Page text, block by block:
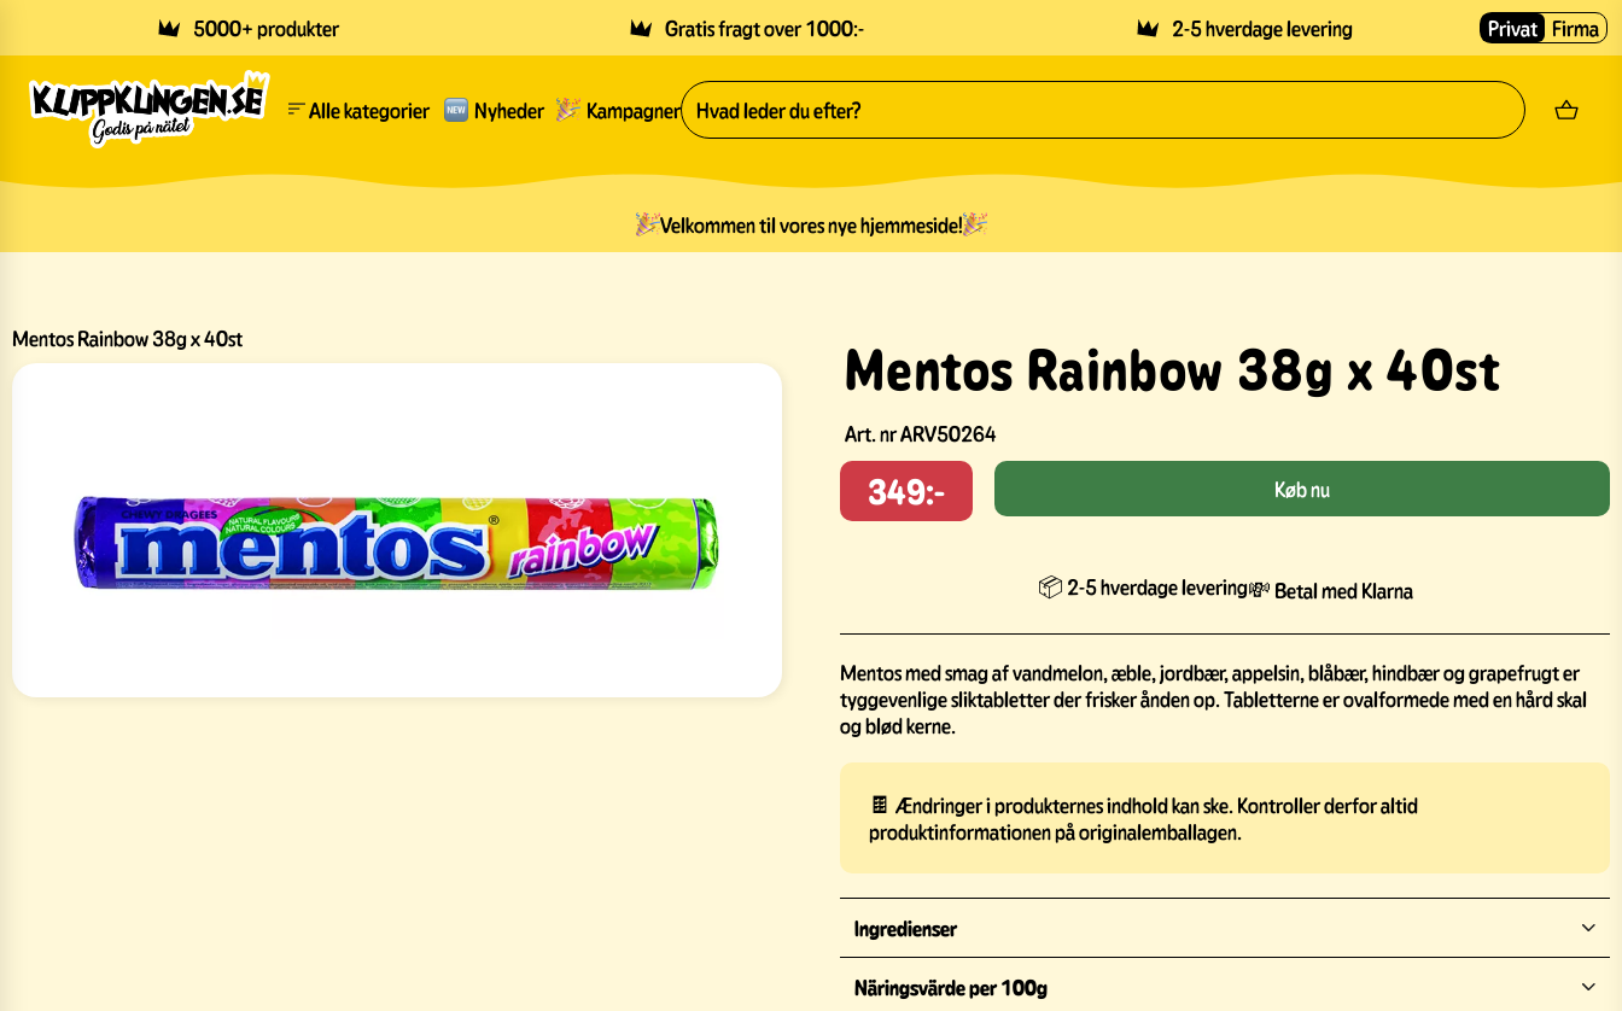
5000+ produkter Gratis fragt over 1000:- 2-5 hverdage levering Privat Firma
Alle kategorier Nyheder Kampagner
Velkommen til vores nye hjemmeside!
Mentos Rainbow 38g x 40st Mentos Rainbow 38g x 40st
Art. nrARV50264
349:- Køb nu
📦 2-5 hverdage levering💸 Betal med Klarna
Mentos med smag af vandmelon, æble, jordbær, appelsin, blåbær, hindbær og grapefrugt er
tyggevenlige sliktabletter der frisker ånden op. Tabletterne er ovalformede med en hård skal
og blød kerne.
🍫 Ændringer i produkternes indhold kan ske. Kontroller derfor altid
produktinformationen på originalemballagen.
Ingredienser
Näringsvärde per 100g